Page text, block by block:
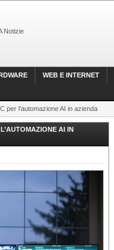
Notizie
WEB E INTERNET
per l’automazione AI in azienda
AI IN